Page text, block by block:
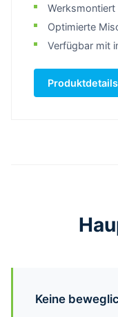
Optimierte
Verfügbar mit
Keine